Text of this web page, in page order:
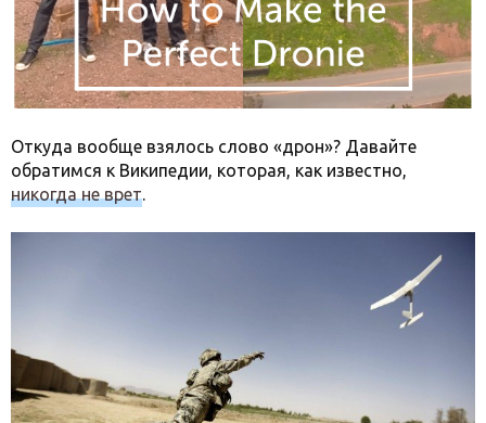
Откуда вообще взялось слово «дрон»? Давайте
обратимся к Википедии, которая, как известно,
никогда не врет